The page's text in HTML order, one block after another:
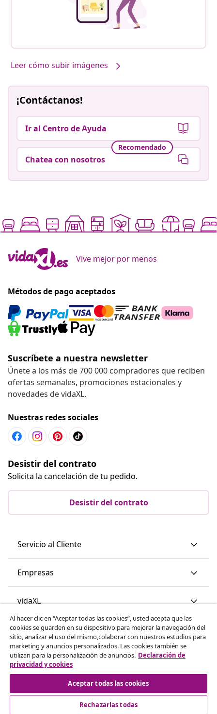
Leer cómo subir imágenes
¡Contáctanos!
Ir al Centro de Ayuda
Recomendado
Chatea con nosotros
Vive mejor por menos
Métodos de pago aceptados
Suscríbete a nuestra newsletter
Únete a los más de 700 000 compradores que reciben
ofertas semanales, promociones estacionales y
novedades de vidaXL.
Nuestras redes sociales
Desistir del contrato
Solicita la cancelación de tu pedido.
Desistir del contrato
Servicio al Cliente
Empresas
vidaXL
Descubre mas
© 2008-2026 vidaXL www.vidaxl.es es una página web de
Al hacer clic en “Aceptar todas las cookies”, usted acepta que las
cookies se guarden en su dispositivo para mejorar la navegación del
sitio, analizar el uso del mismo,colaborar con nuestros estudios para
marketing y anuncios personalizados. Las cookies también se
utilizan para la personalización de anuncios. Declaración de
privacidad y cookies
Aceptar todas las cookies
Rechazarlas todas